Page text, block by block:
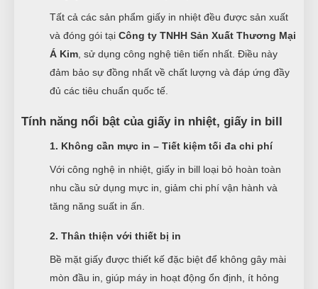
Tất cả các sản phẩm giấy in nhiệt đều được sản xuất
và đóng gói tại Công ty TNHH Sản Xuất Thương Mại
Á Kim , sử dụng công nghệ tiên tiến nhất. Điều này
đảm bảo sự đồng nhất về chất lượng và đáp ứng đầy
đủ các tiêu chuẩn quốc tế.
Tính năng nổi bật của giấy in nhiệt, giấy in bill
1. Không cần mực in – Tiết kiệm tối đa chi phí
Với công nghệ in nhiệt, giấy in bill loại bỏ hoàn toàn
nhu cầu sử dụng mực in, giảm chi phí vận hành và
tăng năng suất in ấn.
2. Thân thiện với thiết bị in
Bề mặt giấy được thiết kế đặc biệt để không gây mài
mòn đầu in, giúp máy in hoạt động ổn định, ít hỏng